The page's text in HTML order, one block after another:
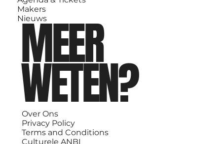
Makers
Nieuws
MEER
WETEN?
Over Ons
Privacy Policy
Terms and Conditions
Culturele ANBI